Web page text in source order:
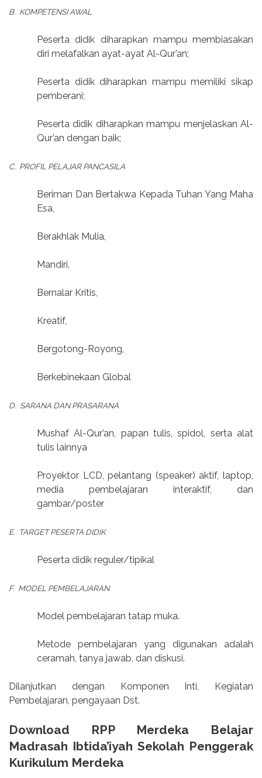
B. KOMPETENSI AWAL
Peserta didik diharapkan mampu membiasakan
diri melafalkan ayat-ayat Al-Qur’an;
Peserta didik diharapkan mampu memiliki sikap
pemberani;
Peserta didik diharapkan mampu menjelaskan Al-
Qur’an dengan baik;
C. PROFIL PELAJAR PANCASILA
Beriman Dan Bertakwa Kepada Tuhan Yang Maha
Esa,
Berakhlak Mulia,
Mandiri,
Bernalar Kritis,
Kreatif,
Bergotong-Royong,
Berkebinekaan Global
D. SARANA DAN PRASARANA
Mushaf Al-Qur’an, papan tulis, spidol, serta alat
tulis lainnya
Proyektor LCD, pelantang (speaker) aktif, laptop,
media pembelajaran interaktif, dan
gambar/poster
E. TARGET PESERTA DIDIK
Peserta didik reguler/tipikal
F. MODEL PEMBELAJARAN
Model pembelajaran tatap muka.
Metode pembelajaran yang digunakan adalah
ceramah, tanya jawab, dan diskusi.
Dilanjutkan dengan Komponen Inti, Kegiatan
Pembelajaran, pengayaan Dst.
Download RPP Merdeka Belajar
Madrasah Ibtida’iyah Sekolah Penggerak
Kurikulum Merdeka